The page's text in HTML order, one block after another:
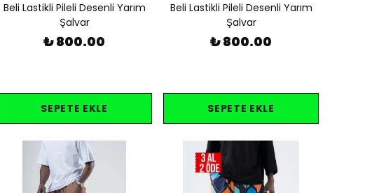
Beli Lastikli Pileli Desenli Yarım
Şalvar
₺ 800.00
SEPETE EKLE
Beli Lastikli Pileli Desenli Yarım
Şalvar
₺ 800.00
SEPETE EKLE